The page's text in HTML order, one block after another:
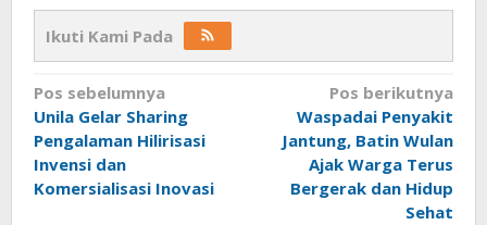
Ikuti Kami Pada
Navigasi
pos
Pos sebelumnya
Unila Gelar Sharing
Pengalaman Hilirisasi
Invensi dan
Komersialisasi Inovasi
Pos berikutnya
Waspadai Penyakit
Jantung, Batin Wulan
Ajak Warga Terus
Bergerak dan Hidup
Sehat